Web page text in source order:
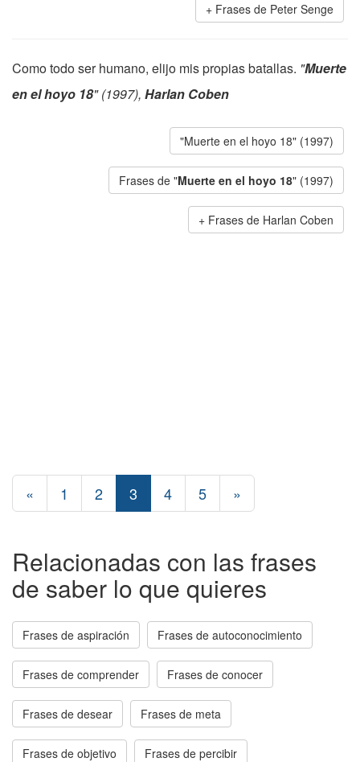
Frases de Peter Senge
Como todo ser humano, elijo mis propias batallas. "Muerte
en el hoyo 18" (1997), Harlan Coben
"Muerte en el hoyo 18" (1997)
Frases de "Muerte en el hoyo 18" (1997)
Frases de Harlan Coben
« 1 2 3 4 5 »
Relacionadas con las frases
de saber lo que quieres
Frases de aspiración Frases de autoconocimiento
Frases de comprender Frases de conocer
Frases de desear Frases de meta
Frases de objetivo Frases de percibir